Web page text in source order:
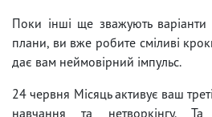
Поки інші ще зважують
плани, ви вже робите сміливі
дає вам неймовірний імпульс.
24 червня Місяць активує ваш
навчання та нетворкінгу.